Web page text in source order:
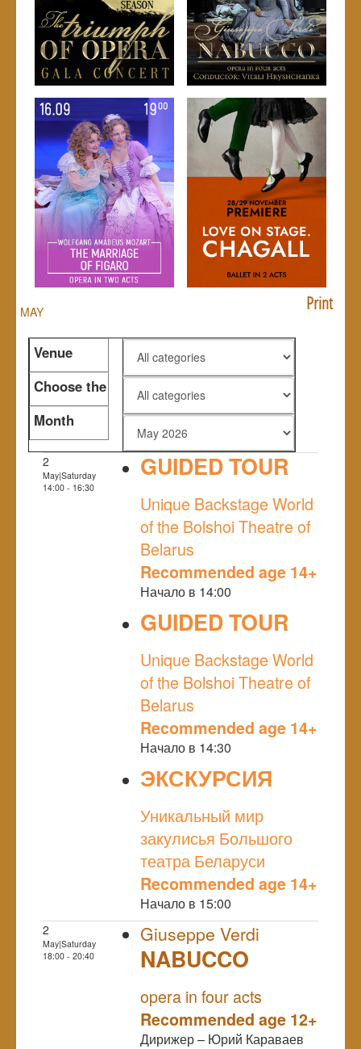
MAY
Venue
Choose the
genre
Month
Print
2
May|Saturday
14:00 - 16:30
GUIDED TOUR
Unique Backstage World
of the Bolshoi Theatre of
Belarus
Recommended age 14+
Начало в 14:00
GUIDED TOUR
Unique Backstage World
of the Bolshoi Theatre of
Belarus
Recommended age 14+
Начало в 14:30
ЭКСКУРСИЯ
Уникальный мир
закулисья Большого
театра Беларуси
Recommended age 14+
Начало в 15:00
2
May|Saturday
18:00 - 20:40
Giuseppe Verdi
NABUCCO
opera in four acts
Recommended age 12+
Дирижер – Юрий Караваев